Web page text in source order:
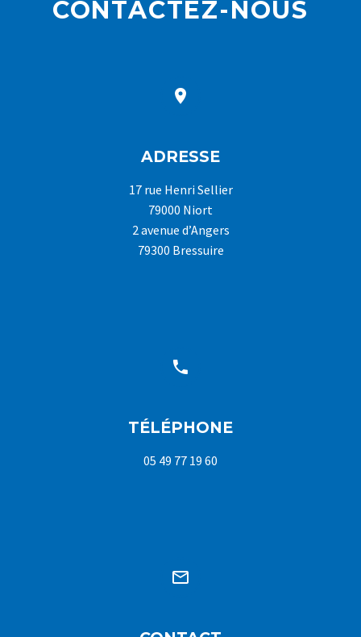
CONTACTEZ-NOUS


ADRESSE
17 rue Henri Sellier
79000 Niort
2 avenue d’Angers
79300 Bressuire


TÉLÉPHONE
05 49 77 19 60

